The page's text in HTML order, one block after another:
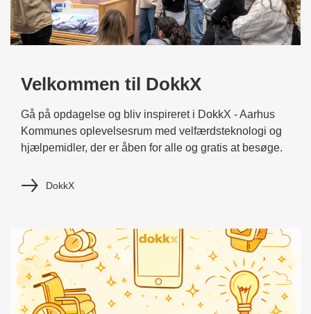
Velkommen til DokkX
Gå på opdagelse og bliv inspireret i DokkX - Aarhus
Kommunes oplevelsesrum med velfærdsteknologi og
hjælpemidler, der er åben for alle og gratis at besøge.
DokkX